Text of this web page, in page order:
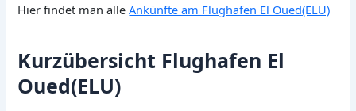
Hier findet man alleAnkünfte am Flughafen El Oued(ELU)
Kurzübersicht Flughafen El
Oued(ELU)